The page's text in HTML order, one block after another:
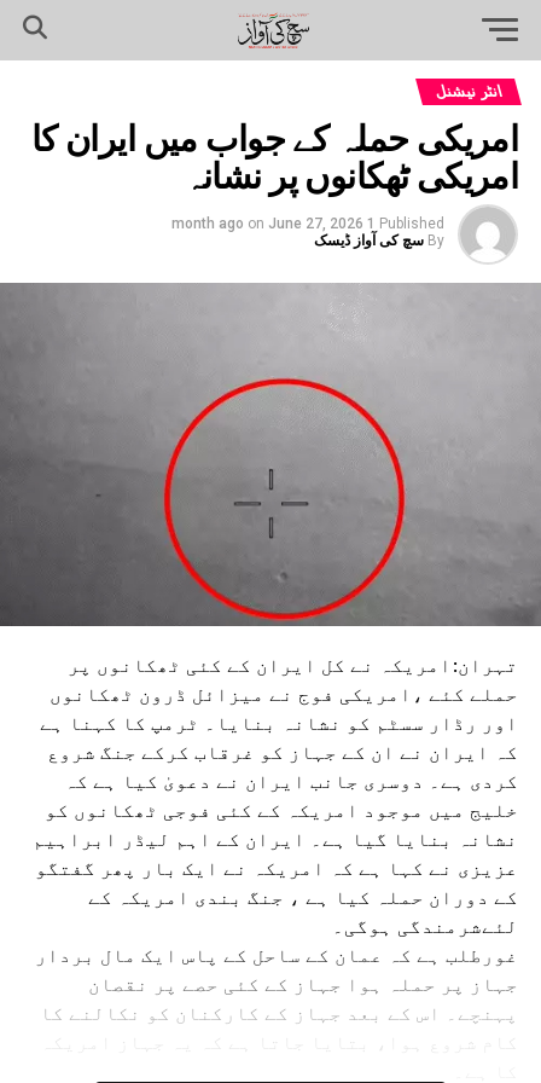
انٹر نیشنل
امریکی حملہ کے جواب میں ایران کا
امریکی ٹھکانوں پر نشانہ
Published
1 month ago
on June 27, 2026
By سچ کی آواز ڈیسک
تہران:امریکہ نے کل ایران کے کئی ٹھکانوں پر
حملے کئے ،امریکی فوج نے میزائل ڈرون ٹھکانوں
اور رڈار سسٹم کو نشانہ بنایا۔ ٹرمپ کا کہنا ہے
کہ ایران نے ان کے جہاز کو غرقاب کرکے جنگ شروع
کردی ہے۔ دوسری جانب ایران نے دعویٰ کیا ہے کہ
خلیج میں موجود امریکہ کے کئی فوجی ٹھکانوں کو
نشانہ بنایا گیا ہے۔ ایران کے اہم لیڈر ابراہیم
عزیزی نے کہا ہے کہ امریکہ نے ایک بار پھر گفتگو
کے دوران حملہ کیا ہے ، جنگ بندی امریکہ کے
لئےشرمندگی ہوگی۔
غورطلب ہے کہ عمان کے ساحل کے پاس ایک مال بردار
جہاز پر حملہ ہوا جہاز کے کئی حصے پر نقصان
پہنچے۔ اس کے بعد جہاز کے کارکنان کو نکالنے کا
کام شروع ہوا، بتایا جاتا ہے کہ یہ جہاز امریکہ